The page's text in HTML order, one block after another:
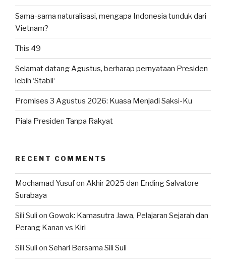
Sama-sama naturalisasi, mengapa Indonesia tunduk dari
Vietnam?
This 49
Selamat datang Agustus, berharap pernyataan Presiden
lebih ‘Stabil‘
Promises 3 Agustus 2026: Kuasa Menjadi Saksi-Ku
Piala Presiden Tanpa Rakyat
RECENT COMMENTS
Mochamad Yusufon Akhir 2025 dan Ending Salvatore
Surabaya
Sili Suli on Gowok: Kamasutra Jawa, Pelajaran Sejarah dan
Perang Kanan vs Kiri
Sili Suli on Sehari Bersama Sili Suli